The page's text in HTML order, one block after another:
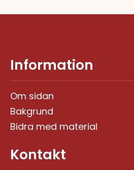
Information
Om sidan
Bakgrund
Bidra med material
Kontakt